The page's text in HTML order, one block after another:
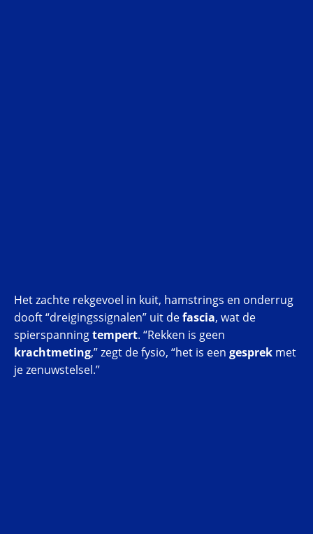
Het zachte rekgevoel in kuit, hamstrings en onderrug
dooft “dreigingssignalen” uit defascia, wat de
spierspanningtempert. “Rekken is geen
krachtmeting,” zegt de fysio, “het is een gesprek met
je zenuwstelsel.”